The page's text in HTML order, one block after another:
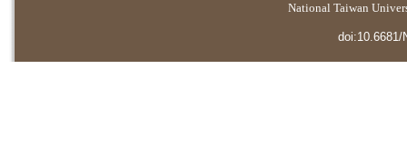
National Taiwan
doi:10.6681/